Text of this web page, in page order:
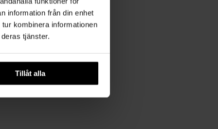
information från din enhet
kombinera informationen
tjänster.
Tillåt alla